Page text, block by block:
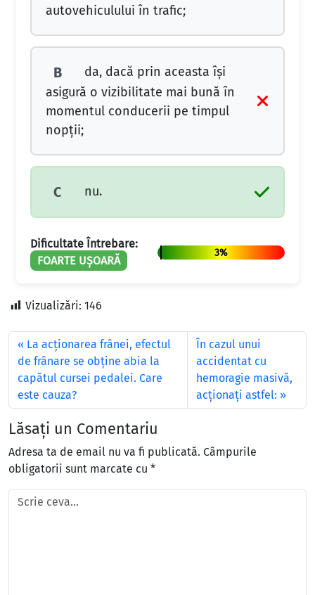
autovehiculului în trafic;
B
da, dacă prin aceasta îşi
asigură o vizibilitate mai bună în
momentul conducerii pe timpul
nopţii;
C nu.
Dificultate Întrebare:
FOARTE UȘOARĂ
3%
Vizualizări: 146
La acţionarea frânei, efectul
de frânare se obţine abia la
capătul cursei pedalei. Care
este cauza?
În cazul unui
accidentat cu
hemoragie masivă,
acţionaţi astfel:
Lăsați un Comentariu
Adresa ta de email nu va fi publicată. Câmpurile
obligatorii sunt marcate cu *